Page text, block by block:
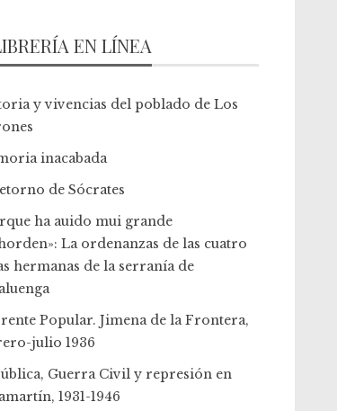
EN LÍNEA
y vivencias del poblado de Los
inacabada
de Sócrates
ha auido mui grande
La ordenanzas de las cuatro
hermanas de la serranía de
Popular. Jimena de la Frontera,
julio 1936
Guerra Civil y represión en
1931-1946